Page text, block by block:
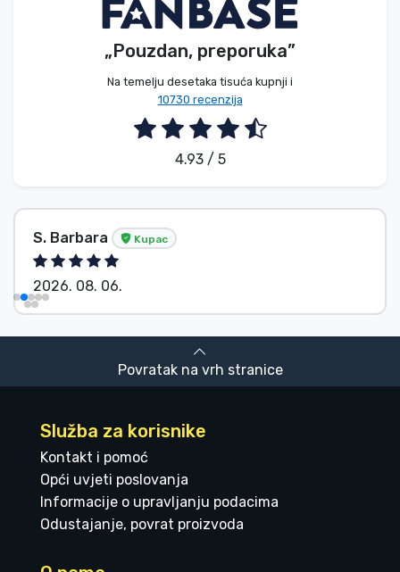
„Pouzdan, preporuka”
Na temelju desetaka tisuća kupnji i
10730 recenzija
4.93 / 5
S. Barbara Kupac
2026. 08. 06.
Povratak na vrh stranice
Služba za korisnike
Kontakt i pomoć
Opći uvjeti poslovanja
Informacije o upravljanju podacima
Odustajanje, povrat proizvoda